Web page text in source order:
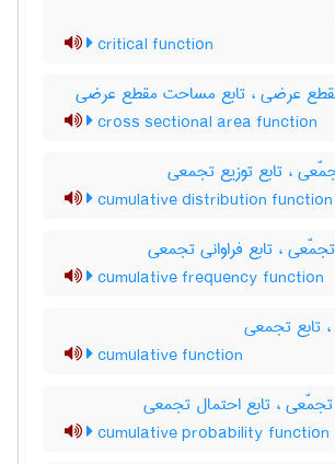
critical function
عرضی ، تابع مساحت مقطع عرضی
cross sectional area function
، تابع توزیع تجمعی
cumulative distribution function
تجمّعی ، تابع فراوانی تجمعی
cumulative frequency function
تابع تجمعی
cumulative function
تجمّعی ، تابع احتمال تجمعی
cumulative probability function